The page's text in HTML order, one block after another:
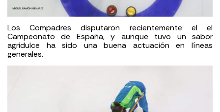
Los Compadres disputaron recientemente el el
Campeonato de España, y aunque tuvo un sabor
agridulce ha sido una buena actuación en líneas
generales.